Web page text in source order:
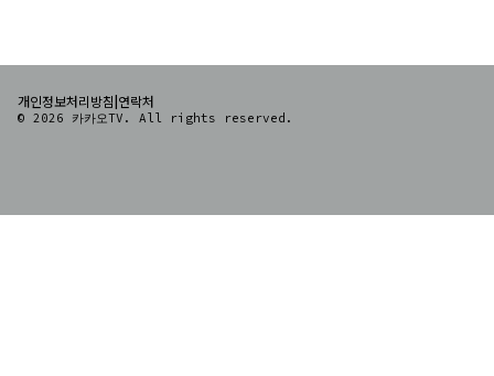
개인정보처리방침|연락처
© 2026 카카오TV. All rights reserved.